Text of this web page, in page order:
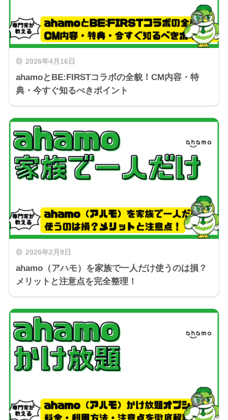
2026年4月16日
ahamoとBE:FIRSTコラボの全貌！CM内容・特
典・今すぐ知るべきポイント
2026年2月9日
ahamo（アハモ）を家族で一人だけ使うのは損？
メリットと注意点を完全整理！